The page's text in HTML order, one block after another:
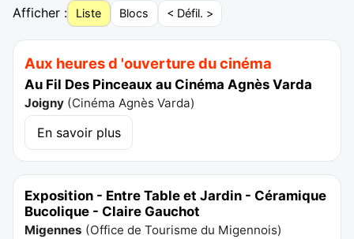
Afficher : Liste Blocs < Défil. >
Aux heures d 'ouverture du cinéma
Au Fil Des Pinceaux au Cinéma Agnès Varda
Joigny (Cinéma Agnès Varda)
En savoir plus
Exposition - Entre Table et Jardin - Céramique
Bucolique - Claire Gauchot
Migennes (Office de Tourisme du Migennois)